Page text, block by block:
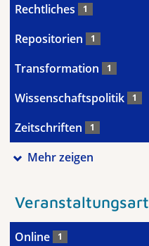
Rechtliches 1
Repositorien 1
Transformation 1
Wissenschaftspolitik 1
Zeitschriften 1
Mehr zeigen
Veranstaltungsart
Online 1